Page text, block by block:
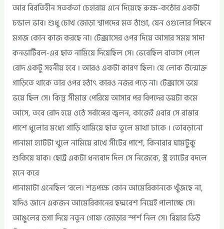
আর বিরতিহীন সতর্কতা চেহারায় এনে দিয়েছে রুক্ষ-কঠোর একটা
চন্ডাল ভাব। শুধু চোখ জোড়া শ্বাপদের মত ঠাণ্ডা, যেন ওগুলোর পিছনে
মগজ কোন কাজ করছে না। টেক্সাসের ওপর দিয়ে আসার সময় সাদা
কনভার্টিবল-এর ছাত নামিয়ে দিয়েছিল সে। ভেবেছিল বাতাস পেলে
রোদ একটু সহনীয় হবে । আরও একটা কারণ ছিল। যে লোক উন্মোক্ত
গাড়িতে থাকে তার ওপর হঠাৎ কারও নজর পড়ে না। টেক্সাসে ভয়ে
ভয়ে ছিল সে। কিন্তু সীমান্ত পেরিয়ে আসার পর বিপদের ভয়টা কমে
আসে, তবে রোদ হয়ে ওঠে সর্বাঙ্গের জ্বলন, কাজেই এবার সে রাস্তার
পাশে ধুলোর মধ্যে গাড়ি থামিয়ে ছাত তুলে মাথা ঢাকে । তোবড়ানো
পানামা হ্যাটটা খুলে নামিয়ে রাখে সীটের পাশে, কিনারার ঘামটুকু
শুকিয়ে যাক। ছোট্র একটা ধন্যবাদ দিল সে নিজেকে, স্ট্র হ্যাটের বদলে
মনে করে
পানামাটা এনেছিল ‘বলে। শত্রপক্ষ কোন আমেরিকানকে খুঁজছে না,
যদিও জানে একজন আমেরিকানের ছদ্মবেশ নিয়েই পালাচ্ছে সে।
আঙুলের ডগা দিয়ে নতুন গোফ জোড়ার স্পর্শ নিল সে। রিয়ার ভিউ